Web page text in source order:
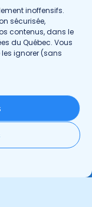
inoffensifs.
sécurisée,
contenus, dans le
du Québec. Vous
ignorer (sans